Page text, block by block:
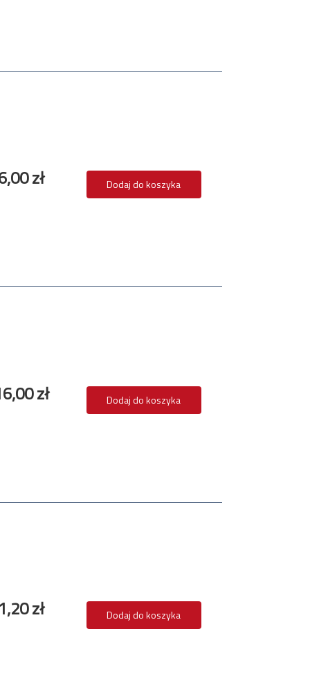
zł Dodaj do koszyka
zł Dodaj do koszyka
zł Dodaj do koszyka